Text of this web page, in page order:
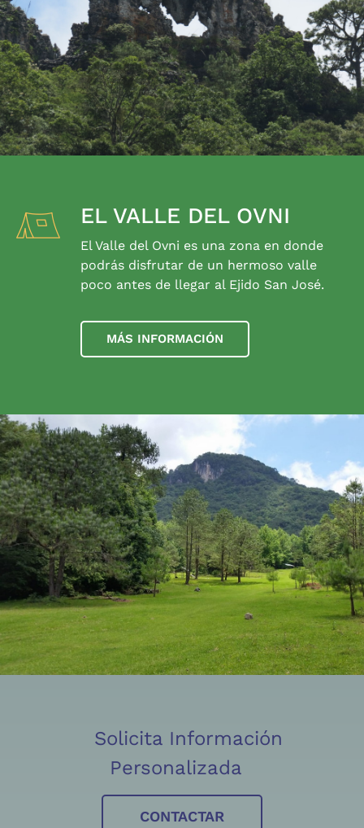
EL VALLE DEL OVNI
El Valle del Ovni es una zona en donde
podrás disfrutar de un hermoso valle
poco antes de llegar al Ejido San José.
MÁS INFORMACIÓN
Solicita Información
Personalizada
CONTACTAR